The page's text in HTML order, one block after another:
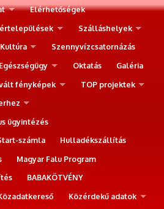
Elérhetőségek
Szálláshelyek
Kultúra
Szennyvízcsatornázás
Egészségügy Oktatás
Galéria
fényképek
TOP projektek
ügyintézés
számla
Hulladékszállítás
Magyar Falu Program
BABAKÖTVÉNY
Közérdekű adatok